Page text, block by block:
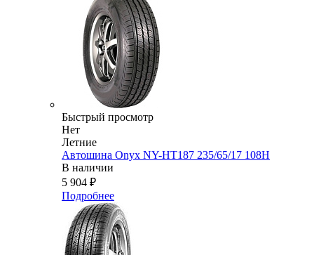
Быстрый просмотр
Нет
Летние
Автошина Onyx NY-HT187 235/65/17 108H
В наличии
5 904 ₽
Подробнее